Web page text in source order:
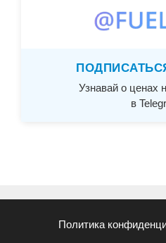
Узнавай о ценах
в
Политика